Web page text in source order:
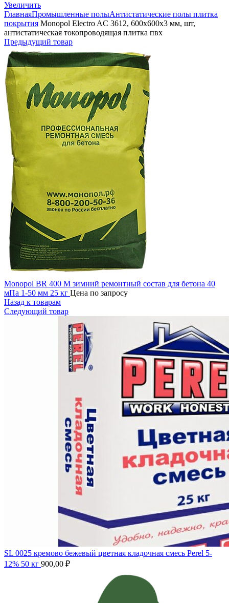
Увеличить
ГлавнаяПромышленные полыАнтистатические полы плитка
покрытия Monopol Electro AC 3612, 600х600х3 мм, шт,
антистатическая токопроводящая плитка пвх
Предыдущий товар
Monopol BR 400 M зимний ремонтный состав для бетона 40
мПа 1-50 мм 25 кг Цена по запросу
Назад к товарам
Следующий товар
SL 0025 кремово бежевый цветная кладочная смесь Perel 5-
12% 50 кг 900,00 ₽